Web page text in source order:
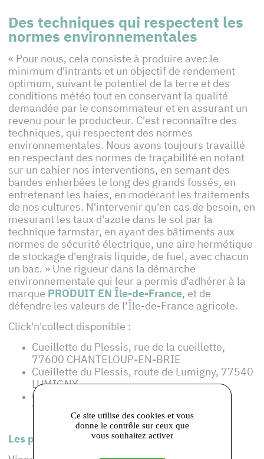
Des techniques qui respectent les
normes environnementales
« Pour nous, cela consiste à produire avec le
minimum d'intrants et un objectif de rendement
optimum, suivant le potentiel de la terre et des
conditions météo tout en conservant la qualité
demandée par le consommateur et en assurant un
revenu pour le producteur. C'est reconnaître des
techniques, qui respectent des normes
environnementales. Nous avons toujours travaillé
en respectant des normes de traçabilité en notant
sur un cahier nos interventions, en semant des
bandes enherbées le long des grands fossés, en
entretenant les haies, en modérant les traitements
de nos cultures. N'intervenir qu'en cas de besoin, en
mesurant les taux d'azote dans le sol par la
technique farmstar, en ayant des bâtiments aux
normes de sécurité électrique, une aire hermétique
de stockage d'engrais liquide, de fuel, avec chacun
un bac. » Une rigueur dans la démarche
environnementale qui leur a permis d’adhérer à la
marque PRODUIT EN Île-de-France, et de
défendre les valeurs de l’Île-de-France agricole.
Click'n'collect disponible :
Cueillette du Plessis, rue de la cueillette,
77600 CHANTELOUP-EN-BRIE
Cueillette du Plessis, route de Lumigny, 77540
LUMIGNY
Gare de Roissy-en-Brie, place de la Gare,
77680 ROISSY-EN-BRIE
Les produits de cet adhérent :
Ce site utilise des cookies et vous
donne le contrôle sur ceux que
vous souhaitez activer